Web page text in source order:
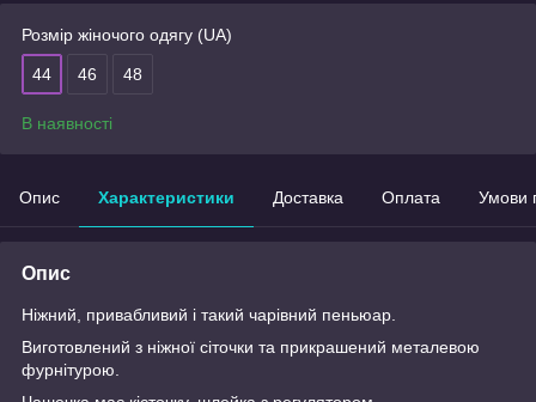
Розмір жіночого одягу (UA)
44 46 48
В наявності
Опис Характеристики Доставка Оплата Умови
Опис
Ніжний, привабливий і такий чарівний пеньюар.
Виготовлений з ніжної сіточки та прикрашений металевою
фурнітурою.